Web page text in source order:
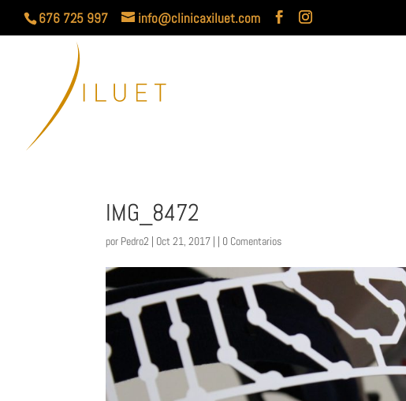
676 725 997 info@clinicaxiluet.com
IMG_8472
por Pedro2 | Oct 21, 2017 | | 0 Comentarios